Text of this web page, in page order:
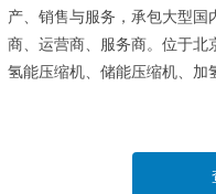
产、销售与服务，承包大型国
商、运营商、服务商。位于北
氢能压缩机、储能压缩机、加